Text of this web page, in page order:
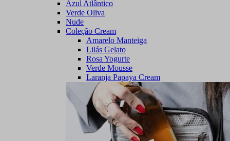
Azul Atlântico
Verde Oliva
Nude
Coleção Cream
Amarelo Manteiga
Lilás Gelato
Rosa Yogurte
Verde Mousse
Laranja Papaya Cream